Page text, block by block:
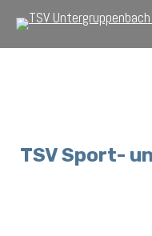
TSV Sport-